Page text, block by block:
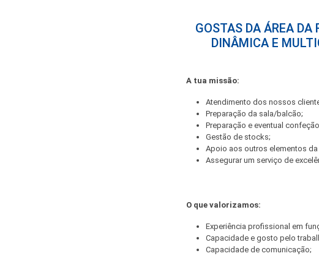
GOSTAS DA ÁREA
DINÂMICA E
A tua missão:
Atendimento dos nossos
Preparação da sala/balcão;
Preparação e eventual
Gestão de stocks;
Apoio aos outros elementos da
Assegurar um serviço de
O que valorizamos:
Experiência profissional em
Capacidade e gosto pelo
Capacidade de comunicação;